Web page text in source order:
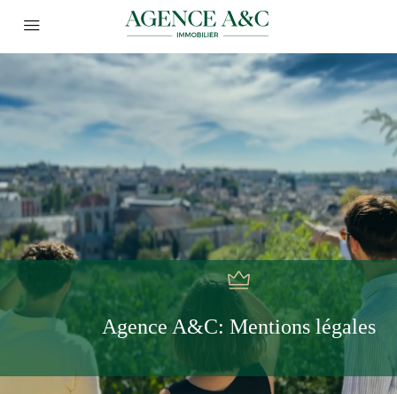
Agence A&C: Mentions légales